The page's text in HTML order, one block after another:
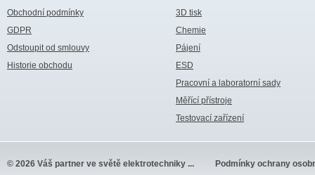
Obchodní podmínky
GDPR
Odstoupit od smlouvy
Historie obchodu
3D tisk
Chemie
Pájení
ESD
Pracovní a laboratorní sady
Měřící přístroje
Testovací zařízení
© 2026 Váš partner ve světě elektrotechniky ... Podmínky ochrany